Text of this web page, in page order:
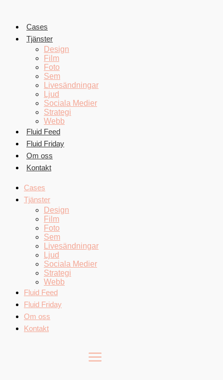
innehållCases
Tjänster
Design
Film
Foto
Sem
Livesändningar
Ljud
Sociala Medier
Strategi
Webb
Fluid Feed
Fluid Friday
Om oss
Kontakt
Cases
Tjänster
Design
Film
Foto
Sem
Livesändningar
Ljud
Sociala Medier
Strategi
Webb
Fluid Feed
Fluid Friday
Om oss
Kontakt